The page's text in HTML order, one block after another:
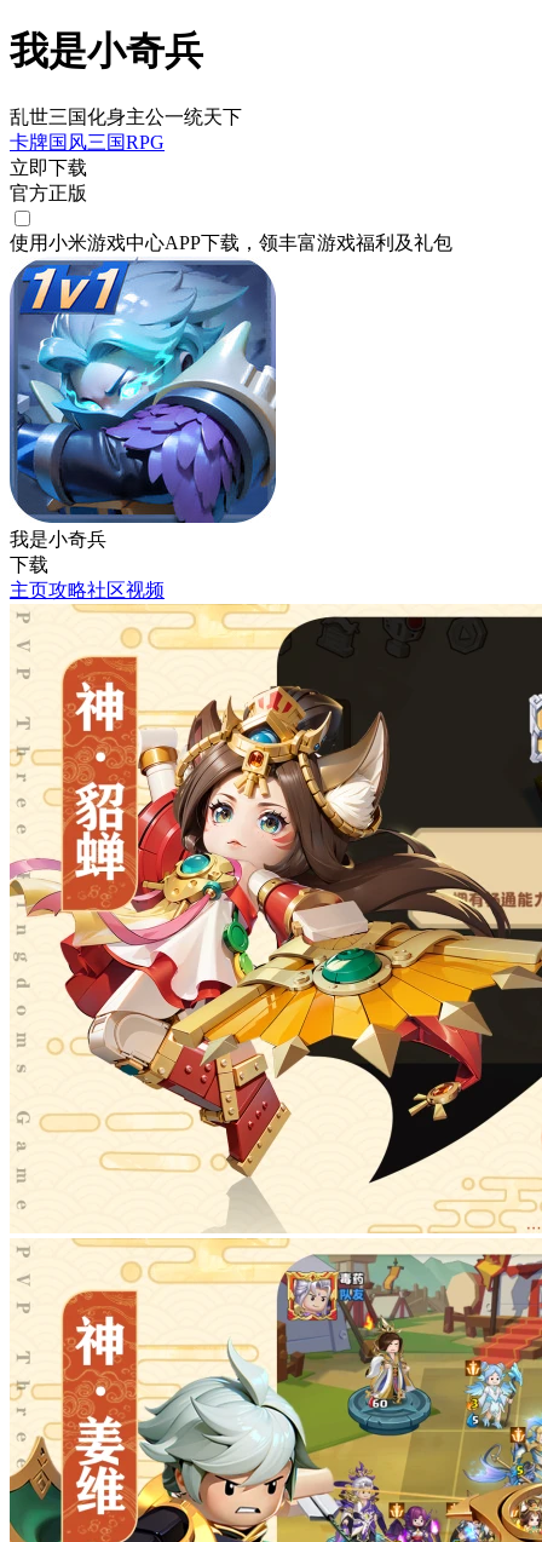
我是小奇兵
乱世三国化身主公一统天下
卡牌国风三国RPG
立即下载
官方正版
使用小米游戏中心APP下载 ，领丰富游戏福利 及礼包
我是小奇兵
下载
主页攻略社区视频